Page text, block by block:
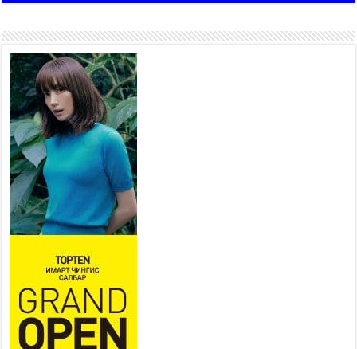
2026 оны 7 сар 21 / 16 цаг 47 минут
Тусгай замын автобус /BRT/
төслийн удирдах хорооны
ээлжит хуралдаан боллоо
2026 оны 7 сар 21 / 16 цаг 43 минут
Ерөнхий сайд Н.Учрал БНХАУ-
аас Монгол Улсад суугаа
Элчин сайд Шэнь
Миньжюанийг хүлээн авч
уулзав
2026 оны 7 сар 21 / 16 цаг 39 минут
БҮГД НАЙРАМДАХ ТАЖИКИСТАН УЛСТАЙ
ЭДИЙН ЗАСГИЙН ХАМТЫН АЖИЛЛАГААГ
ӨРГӨЖҮҮЛНЭ
2026 оны 7 сар 21 / 16 цаг 34 минут
26,992 суралцагч хотхоны бага сургуульд, 8100
суралцагч төрөлжсөн ахлах сургуульд
суралцана